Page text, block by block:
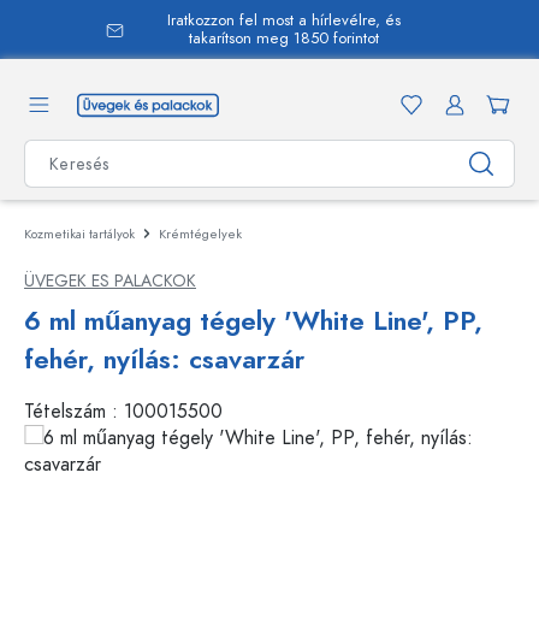
Iratkozzon fel most a hírlevélre, és
takarítson meg 1850 forintot
Kozmetikai tartályok Krémtégelyek
ÜVEGEK ES PALACKOK
6 ml műanyag tégely 'White Line', PP,
fehér, nyílás: csavarzár
Tételszám : 100015500